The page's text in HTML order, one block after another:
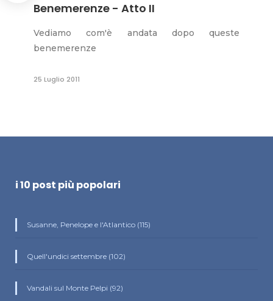
Benemerenze - Atto II
Vediamo com'è andata dopo queste
benemerenze
25 Luglio 2011
i 10 post più popolari
Susanne, Penelope e l'Atlantico (115)
Quell'undici settembre (102)
Vandali sul Monte Pelpi (92)